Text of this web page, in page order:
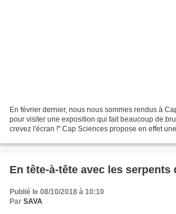
En février dernier, nous nous sommes rendus à
pour visiter une exposition qui fait beaucoup de
crevez l'écran !" Cap Sciences propose en effet
En tête-à-tête avec les serpents
Publié le 08/10/2018 à 10:10
Par SAVA